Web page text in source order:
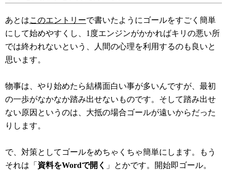
あとはこのエントリーで書いたようにゴールをすごく簡単
にして始めやすくし、1度エンジンがかかればキリの悪い所
では終われないという、人間の心理を利用するのも良いと
思います。
物事は、やり始めたら結構面白い事が多いんですが、最初
の一歩がなかなか踏み出せないものです。そして踏み出せ
ない原因というのは、大抵の場合ゴールが遠いからだった
りします。
で、対策としてゴールをめちゃくちゃ簡単にします。もう
それは「 資料をWordで開く 」とかです。開始即ゴール。